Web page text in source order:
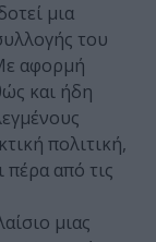
μια
του
αφορμή
και ήδη
πολιτική,
πέρα από τις
μιας